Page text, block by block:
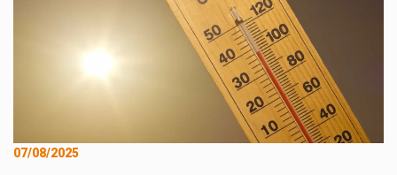
07/08/2025